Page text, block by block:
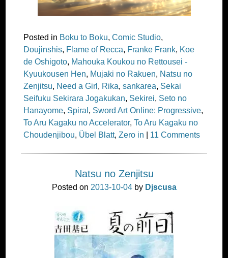
Posted in Boku to Boku,Comic Studio,
Doujinshis, Flame of Recca, Franke Frank, Koe
de Oshigoto, Mahouka Koukou no Rettousei -
Kyuukousen Hen, Mujaki no Rakuen, Natsu no
Zenjitsu, Need a Girl , Rika,sankarea, Sekai
Seifuku Sekirara Jogakukan, Sekirei, Seto no
Hanayome, Spiral , Sword Art Online: Progressive,
To Aru Kagaku no Accelerator,To Aru Kagaku no
Choudenjibou, Übel Blatt,Zero in 11 Comments
Natsu no Zenjitsu
Posted on 2013-10-04by Djscusa